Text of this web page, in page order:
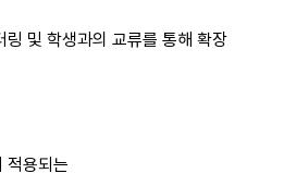
및 학생과의 교류를 통해 확장
적용되는